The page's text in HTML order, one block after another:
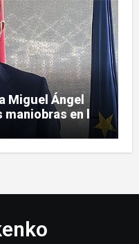
Miguel Ángel
en la